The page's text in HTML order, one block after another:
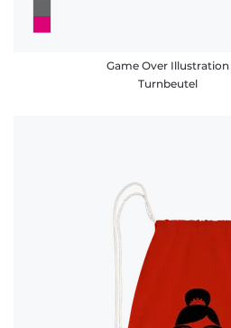
Game Over Illustration
Turnbeutel